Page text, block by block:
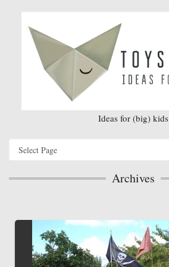
Ideas for (big) kids
Archives